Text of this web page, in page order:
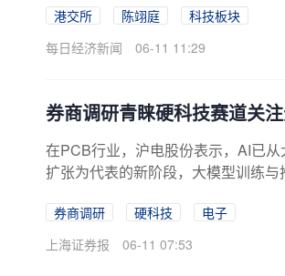
港交所 陈翊庭
科技板块
每日经济新闻
06-11 11:29
券商调研青睐硬科技赛道关
在PCB行业，沪电股份表示，AI已
扩张为代表的新阶段，大模型训练
券商调研 硬科技
电子
上海证券报
06-11 07:53